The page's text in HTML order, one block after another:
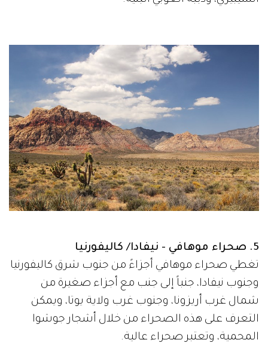
5. صحراء موهافي - نيفادا/ كاليفورنيا
تغطي صحراء موهافي أجزاءً من جنوب شرق كاليفورنيا
وجنوب نيفادا، جنباً إلى جنب مع أجزاء صغيرة من
شمال غرب أريزونا، وجنوب غرب ولاية يوتا، ويمكن
التعرف على هذه الصحراء من خلال أشجار جوشوا
المحمية، وتعتبر صحراء عالية.